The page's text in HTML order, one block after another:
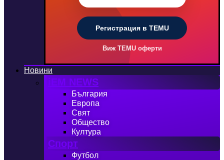
Регистрация в TEMU
Виж TEMU оферти
Новини
iEM NEWS
България
Европа
Свят
Общество
Култура
Спорт
Футбол